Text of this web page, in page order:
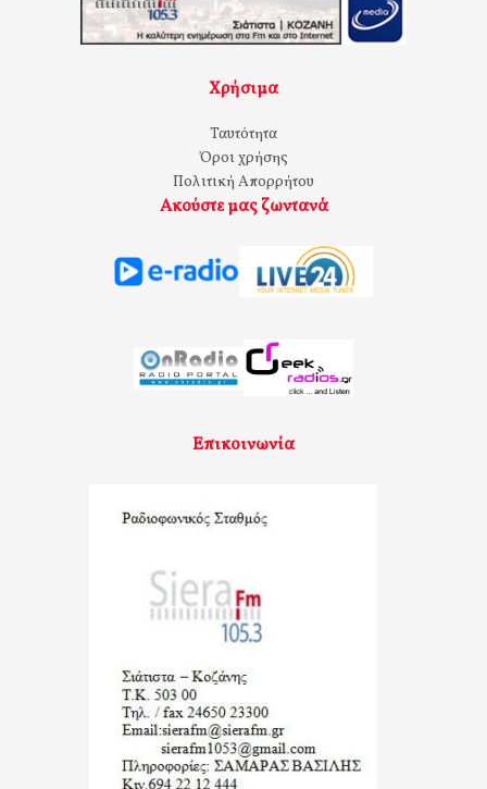
Χρήσιμα
Ταυτότητα
Όροι χρήσης
Πολιτική Απορρήτου
Ακούστε μας ζωντανά
Επικοινωνία